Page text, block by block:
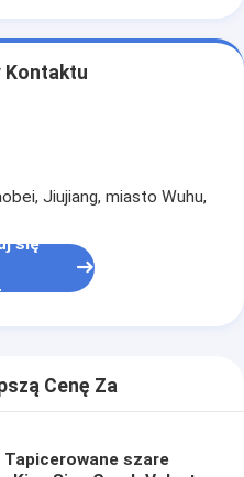
Kontaktu
Jiujiang, miasto Wuhu,
się
Cenę Za
Tapicerowane szare